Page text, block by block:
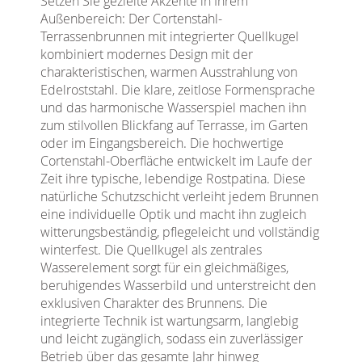
Außenbereich: Der Cortenstahl-
Terrassenbrunnen mit integrierter Quellkugel
kombiniert modernes Design mit der
charakteristischen, warmen Ausstrahlung von
Edelroststahl. Die klare, zeitlose Formensprache
und das harmonische Wasserspiel machen ihn
zum stilvollen Blickfang auf Terrasse, im Garten
oder im Eingangsbereich. Die hochwertige
Cortenstahl-Oberfläche entwickelt im Laufe der
Zeit ihre typische, lebendige Rostpatina. Diese
natürliche Schutzschicht verleiht jedem Brunnen
eine individuelle Optik und macht ihn zugleich
witterungsbeständig, pflegeleicht und vollständig
winterfest. Die Quellkugel als zentrales
Wasserelement sorgt für ein gleichmäßiges,
beruhigendes Wasserbild und unterstreicht den
exklusiven Charakter des Brunnens. Die
integrierte Technik ist wartungsarm, langlebig
und leicht zugänglich, sodass ein zuverlässiger
Betrieb über das gesamte Jahr hinweg